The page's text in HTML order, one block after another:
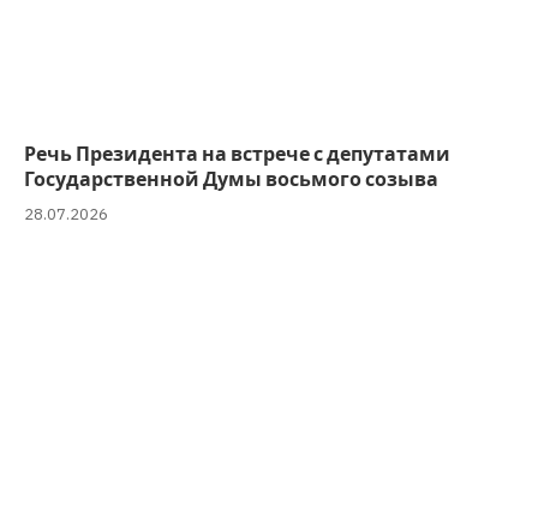
Речь Президента на встрече с депутатами
Государственной Думы восьмого созыва
28.07.2026